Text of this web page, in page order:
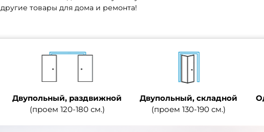
другие товары для дома и ремонта!
Двупольный, раздвижной
(проем 120-180 см.)
Двупольный, складной
(проем 130-190 см.)